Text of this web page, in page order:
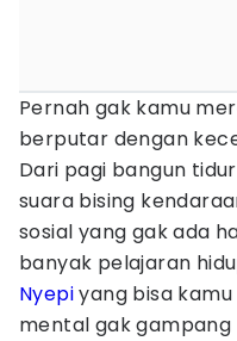
Pernah gak kamu
berputar dengan
Dari pagi bangun
suara bising
sosial yang gak ada
banyak pelajaran
Nyepiyang bisa
mental gak gampang